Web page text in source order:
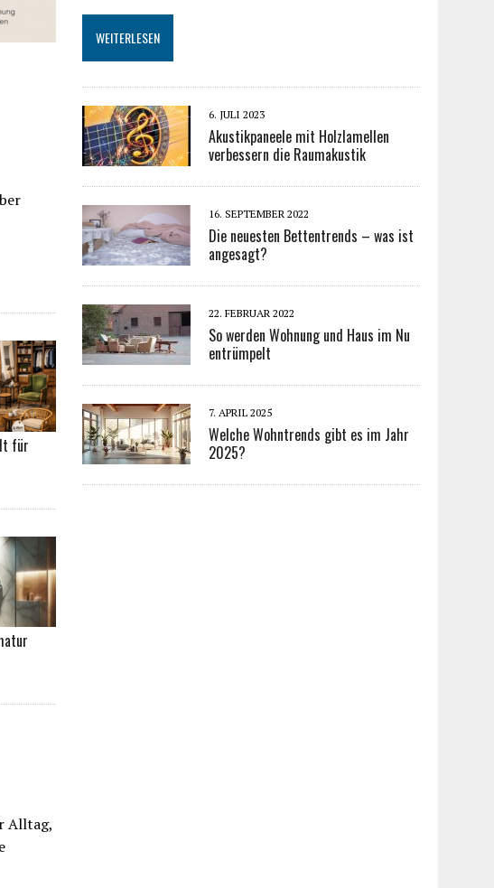
für
Alltag,
WEITERLESEN
6. JULI 2023
Akustikpaneele mit Holzlamellen
verbessern die Raumakustik
16. SEPTEMBER 2022
Die neuesten Bettentrends – was ist
angesagt?
22. FEBRUAR 2022
So werden Wohnung und Haus im Nu
entrümpelt
7. APRIL 2025
Welche Wohntrends gibt es im Jahr
2025?